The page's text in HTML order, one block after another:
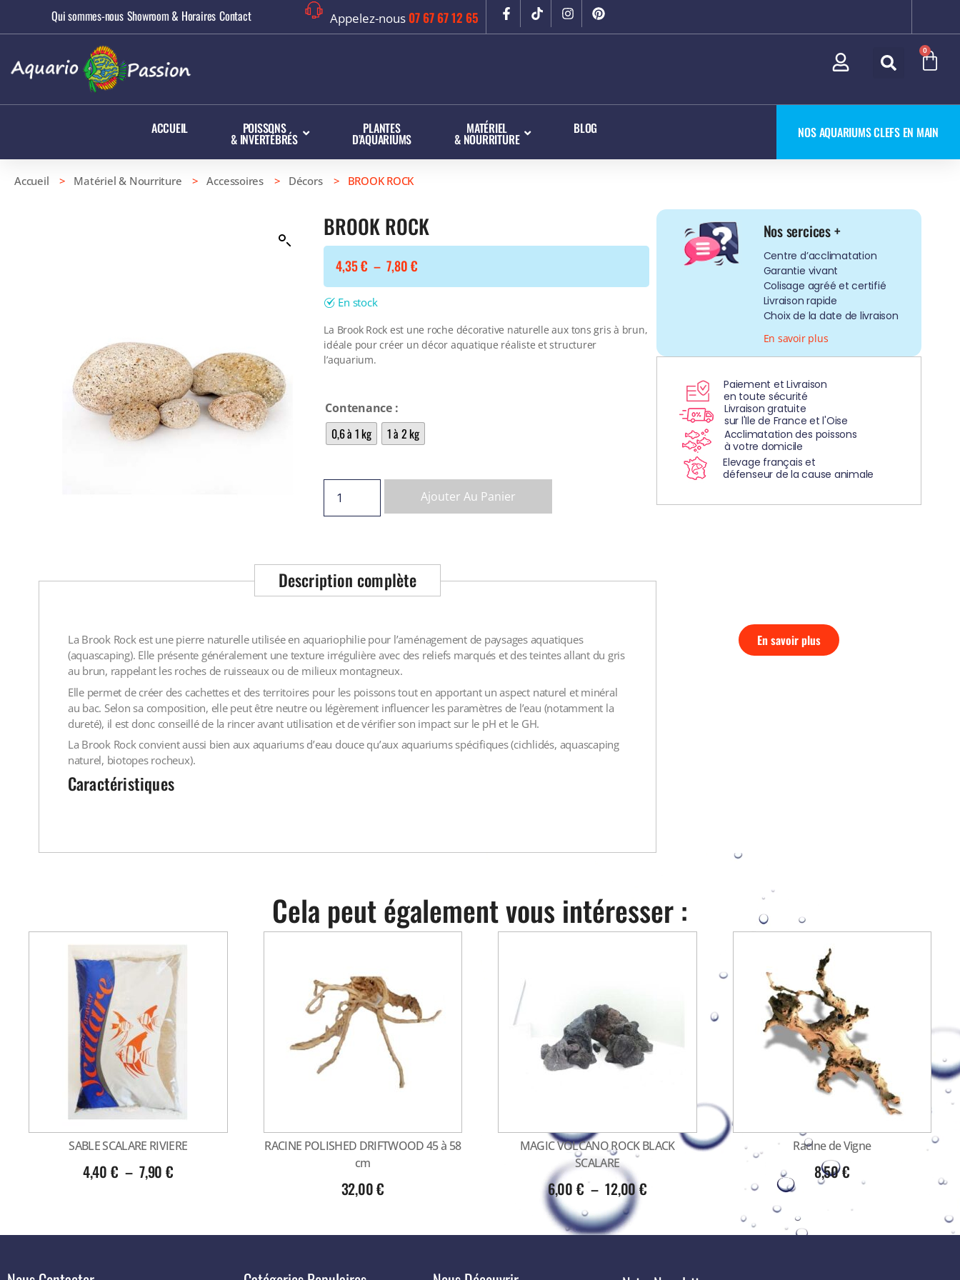
Qui sommes-nous Showroom & Horaires Contact Appelez-nous 07 67 67 12 65
0
ACCUEIL POISSONS
& INVERTÉBRÉS
PLANTES
D’AQUARIUMS
MATÉRIEL
& NOURRITURE
BLOG NOS AQUARIUMS CLEFS EN MAIN
Accueil > Matériel & Nourriture >Accessoires> Décors> BROOK ROCK
BROOK ROCK
4,35€ – 7,80€
En stock
La Brook Rock est une roche décorative naturelle aux tons gris à brun,
idéale pour créer un décor aquatique réaliste et structurer
l’aquarium.
Contenance
0,6 à 1 kg 1 à 2 kg
Ajouter Au Panier
Description complète
La Brook Rock est une pierre naturelle utilisée en aquariophilie pour l’aménagement de paysages aquatiques
(aquascaping). Elle présente généralement une texture irrégulière avec des reliefs marqués et des teintes allant du gris
au brun, rappelant les roches de ruisseaux ou de milieux montagneux.
Elle permet de créer des cachettes et des territoires pour les poissons tout en apportant un aspect naturel et minéral
au bac. Selon sa composition, elle peut être neutre ou légèrement influencer les paramètres de l’eau (notamment la
dureté), il est donc conseillé de la rincer avant utilisation et de vérifier son impact sur le pH et le GH.
La Brook Rock convient aussi bien aux aquariums d’eau douce qu’aux aquariums spécifiques (cichlidés, aquascaping
naturel, biotopes rocheux).
Caractéristiques
Nos sercices +
Centre d’acclimatation
Garantie vivant
Colisage agréé et certifié
Livraison rapide
Choix de la date de livraison
En savoir plus
Paiement et Livraison
en toute sécurité
Livraison gratuite
sur l'Ile de France et l'Oise
Acclimatation des poissons
à votre domicile
Elevage français et
défenseur de la cause animale
En savoir plus
Cela peut également vous intéresser :
SABLE SCALARE RIVIERE
4,40 € – 7,90 €
RACINE POLISHED DRIFTWOOD 45 à 58
cm
32,00€
MAGIC VOLCANO ROCK BLACK
SCALARE
6,00 € – 12,00€
Racine de Vigne
8,50€